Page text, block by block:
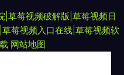
|草莓视频破解版|草莓视频日
莓视频入口在线|草莓视频软
网站地图